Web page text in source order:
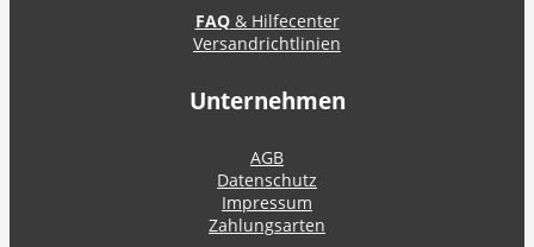
FAQ& Hilfecenter
Versandrichtlinien
Unternehmen
AGB
Datenschutz
Impressum
Zahlungsarten